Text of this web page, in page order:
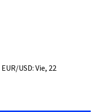
EUR/USD: Vie, 22